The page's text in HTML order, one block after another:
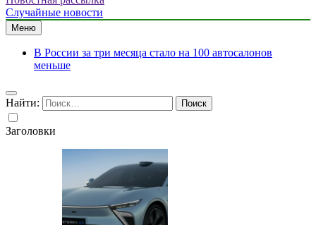
Случайные новости
Меню
В России за три месяца стало на 100 автосалонов
меньше
Найти:
Заголовки